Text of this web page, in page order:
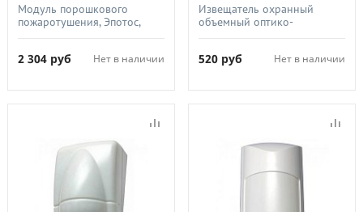
Модуль порошкового
пожаротушения, Эпотос,
2 304 руб Нет в наличии
Извещатель охранный
объемный оптико-
520 руб Нет в наличии